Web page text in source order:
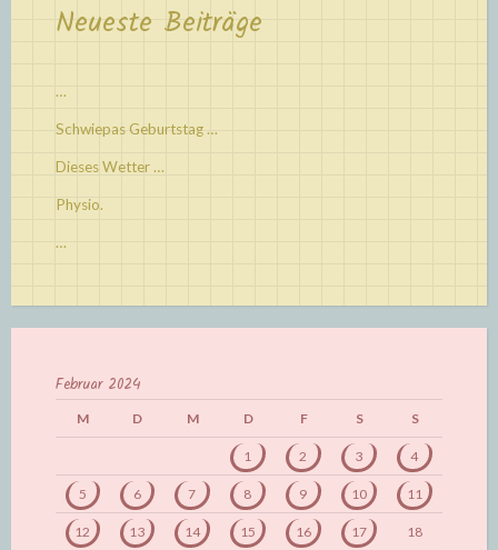
Neueste Beiträge
…
Schwiepas Geburtstag …
Dieses Wetter …
Physio.
…
Februar 2024
M D M D F S S
1 2 3 4
5 6 7 8 9 10 11
12 13 14 15 16 17 18